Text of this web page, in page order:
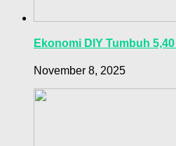
Ekonomi DIY Tumbuh
November 8, 2025